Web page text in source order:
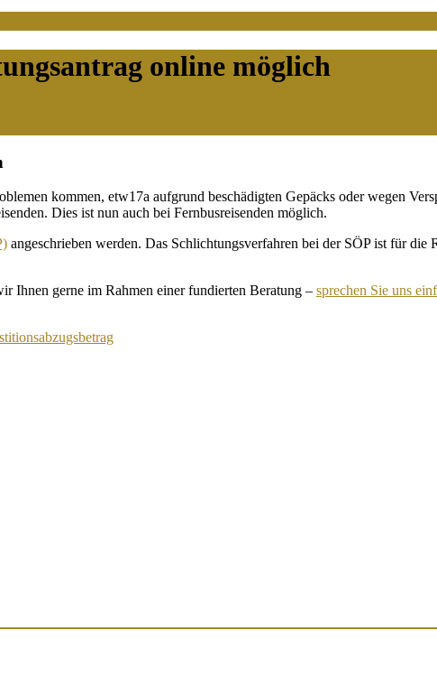
online möglich
kommen, etw17a aufgrund beschädigten Gepäcks oder wegen
Dies ist nun auch bei Fernbusreisenden möglich.
angeschrieben werden. Das Schlichtungsverfahren bei der SÖP ist für die
Ihnen gerne im Rahmen einer fundierten Beratung – sprechen Sie uns